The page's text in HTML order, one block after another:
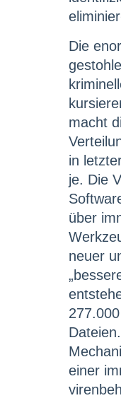
Die
macht
in
je. Die
über
neuer
einer